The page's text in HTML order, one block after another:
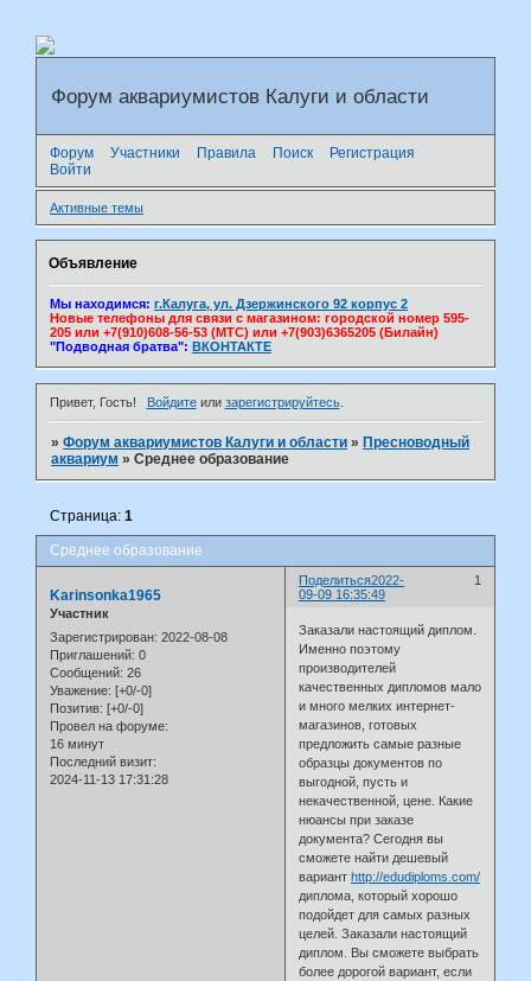
Форум аквариумистов Калуги и области
Форум Участники Правила Поиск
Регистрация
Войти
Активные темы
Объявление
Мы находимся: г.Калуга, ул. Дзержинского 92 корпус 2
Новые телефоны для связи с магазином: городской номер 595-
205 или +7(910)608-56-53 (МТС) или +7(903)6365205 (Билайн)
"Подводная братва": ВКОНТАКТЕ
Привет, Гость! Войдитеили зарегистрируйтесь.
»Форум аквариумистов Калуги и области » Пресноводный
аквариум »Среднее образование
Среднее образование
Страница:1
Поделиться 1
2022-
09-09 16:35:49
Karinsonka1965
Участник
Зарегистрирован: 2022-08-08
Приглашений: 0
Сообщений: 26
Уважение: [+0/-0]
Позитив: [+0/-0]
Провел на форуме:
16 минут
Последний визит:
2024-11-13 17:31:28
Заказали настоящий диплом.
Именно поэтому
производителей
качественных дипломов мало
и много мелких интернет-
магазинов, готовых
предложить самые разные
образцы документов по
выгодной, пусть и
некачественной, цене. Какие
нюансы при заказе
документа? Сегодня вы
сможете найти дешевый
вариантhttp://edudiploms.com/
диплома, который хорошо
подойдет для самых разных
целей. Заказали настоящий
диплом. Вы сможете выбрать
более дорогой вариант, если